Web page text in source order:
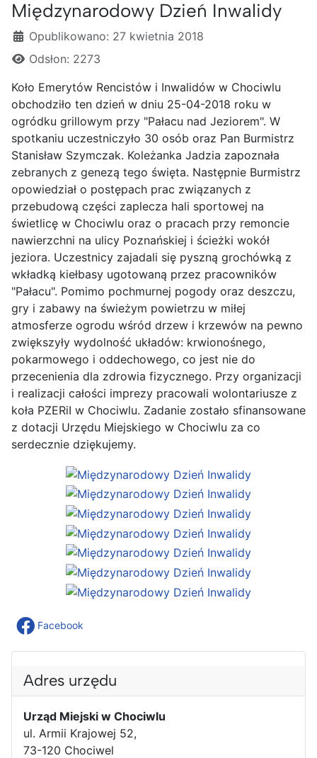
Międzynarodowy Dzień Inwalidy
Szczegóły
Opublikowano: 27 kwietnia 2018
Odsłon: 2273
Koło Emerytów Rencistów i Inwalidów w Chociwlu
obchodziło ten dzień w dniu 25-04-2018 roku w
ogródku grillowym przy "Pałacu nad Jeziorem". W
spotkaniu uczestniczyło 30 osób oraz Pan Burmistrz
Stanisław Szymczak. Koleżanka Jadzia zapoznała
zebranych z genezą tego święta. Następnie Burmistrz
opowiedział o postępach prac związanych z
przebudową części zaplecza hali sportowej na
świetlicę w Chociwlu oraz o pracach przy remoncie
nawierzchni na ulicy Poznańskiej i ścieżki wokół
jeziora. Uczestnicy zajadali się pyszną grochówką z
wkładką kiełbasy ugotowaną przez pracowników
"Pałacu". Pomimo pochmurnej pogody oraz deszczu,
gry i zabawy na świeżym powietrzu w miłej
atmosferze ogrodu wśród drzew i krzewów na pewno
zwiększyły wydolność układów: krwionośnego,
pokarmowego i oddechowego, co jest nie do
przecenienia dla zdrowia fizycznego. Przy organizacji
i realizacji całości imprezy pracowali wolontariusze z
koła PZERiI w Chociwlu. Zadanie zostało sfinansowane
z dotacji Urzędu Miejskiego w Chociwlu za co
serdecznie dziękujemy.
Facebook
Adres urzędu
Urząd Miejski w Chociwlu
ul. Armii Krajowej 52,
73-120 Chociwel